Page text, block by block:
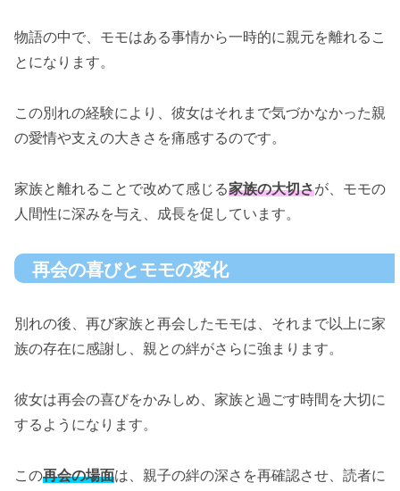
物語の中で、モモはある事情から一時的に親元を離れるこ
とになります。
この別れの経験により、彼女はそれまで気づかなかった親
の愛情や支えの大きさを痛感するのです。
家族と離れることで改めて感じる家族の大切さが、モモの
人間性に深みを与え、成長を促しています。
再会の喜びとモモの変化
別れの後、再び家族と再会したモモは、それまで以上に家
族の存在に感謝し、親との絆がさらに強まります。
彼女は再会の喜びをかみしめ、家族と過ごす時間を大切に
するようになります。
この再会の場面は、親子の絆の深さを再確認させ、読者に